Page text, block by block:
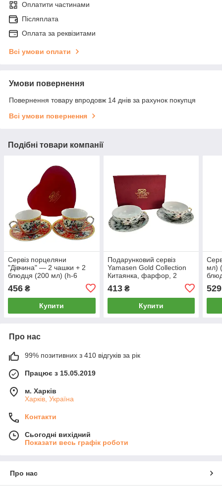
Оплатити частинами
Післяплата
Оплата за реквізитами
Всі умови оплати
Умови повернення
Повернення товару впродовж 14 днів за рахунок покупця
Всі умови повернення
Подібні товари компанії
Сервіз порцеляни
"Дівчина" — 2 чашки + 2
блюдця (200 мл) (h-6
см,d-8 см,d блюдця 14 см)
456 ₴
Купити
Подарунковий сервіз
Yamasen Gold Collection
Китаянка, фарфор, 2
чашки 160 мл + 2 блюдця
413₴
Купити
мл)
см)
529
Про нас
99% позитивних з 410 відгуків за рік
Працює з 15.05.2019
м. Харків
Харків, Україна
Контакти
Сьогодні вихідний
Показати весь графік роботи
Про нас